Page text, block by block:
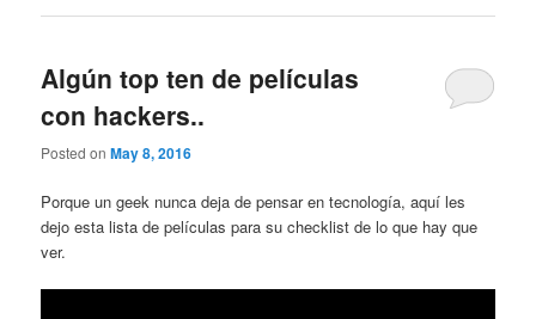
Algún top ten de películas
con hackers..
Posted onMay 8, 2016
Porque un geek nunca deja de pensar en tecnología, aquí les
dejo esta lista de películas para su checklist de lo que hay que
ver.